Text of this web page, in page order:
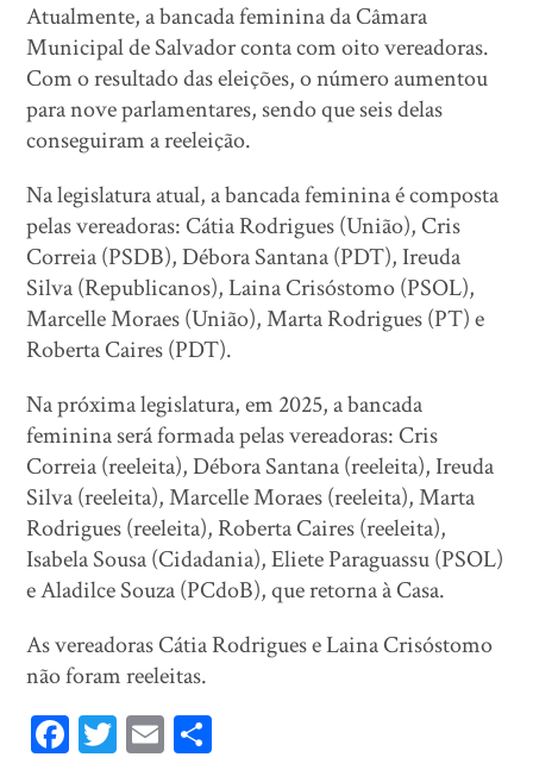
Atualmente, a bancada feminina da Câmara
Municipal de Salvador conta com oito vereadoras.
Com o resultado das eleições, o número aumentou
para nove parlamentares, sendo que seis delas
conseguiram a reeleição.
Na legislatura atual, a bancada feminina é composta
pelas vereadoras: Cátia Rodrigues (União), Cris
Correia (PSDB), Débora Santana (PDT), Ireuda
Silva (Republicanos), Laina Crisóstomo (PSOL),
Marcelle Moraes (União), Marta Rodrigues (PT) e
Roberta Caires (PDT).
Na próxima legislatura, em 2025, a bancada
feminina será formada pelas vereadoras: Cris
Correia (reeleita), Débora Santana (reeleita), Ireuda
Silva (reeleita), Marcelle Moraes (reeleita), Marta
Rodrigues (reeleita), Roberta Caires (reeleita),
Isabela Sousa (Cidadania), Eliete Paraguassu (PSOL)
e Aladilce Souza (PCdoB), que retorna à Casa.
As vereadoras Cátia Rodrigues e Laina Crisóstomo
não foram reeleitas.
Fa T E